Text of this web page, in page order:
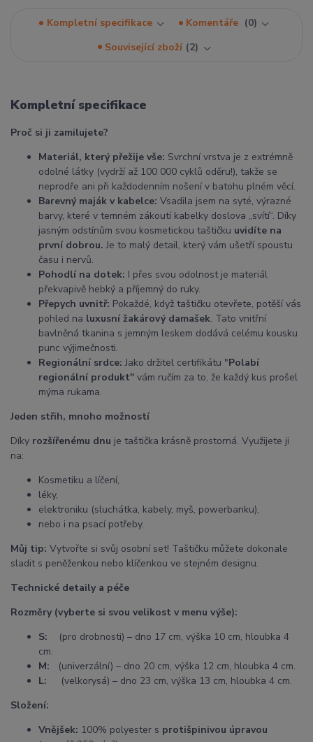
Kompletní specifikace Komentáře
0
Související zboží 2
Kompletní specifikace
Proč si ji zamilujete?
Materiál, který přežije vše: Svrchní vrstva je z extrémně
odolné látky (vydrží až 100 000 cyklů oděru!), takže se
neprodře ani při každodenním nošení v batohu plném věcí.
Barevný maják v kabelce: Vsadila jsem na syté, výrazné
barvy, které v temném zákoutí kabelky doslova „svítí“. Díky
jasným odstínům svou kosmetickou taštičku uvidíte na
první dobrou. Je to malý detail, který vám ušetří spoustu
času i nervů.
Pohodlí na dotek: I přes svou odolnost je materiál
překvapivě hebký a příjemný do ruky.
Přepych uvnitř: Pokaždé, když taštičku otevřete, potěší vás
pohled na luxusní žakárový damašek. Tato vnitřní
bavlněná tkanina s jemným leskem dodává celému kousku
punc výjimečnosti.
Regionální srdce: Jako držitel certifikátu "Polabí
regionální produkt" vám ručím za to, že každý kus prošel
mýma rukama.
Jeden střih, mnoho možností
Díky rozšířenému dnu je taštička krásně prostorná. Využijete ji
na:
Kosmetiku a líčení,
léky,
elektroniku (sluchátka, kabely, myš, powerbanku),
nebo i na psací potřeby.
Můj tip: Vytvořte si svůj osobní set! Taštičku můžete dokonale
sladit s peněženkou nebo klíčenkou ve stejném designu.
Technické detaily a péče
Rozměry (vyberte si svou velikost v menu výše):
S: (pro drobnosti) – dno 17 cm, výška 10 cm, hloubka 4
cm.
M: (univerzální) – dno 20 cm, výška 12 cm, hloubka 4 cm.
L: (velkorysá) – dno 23 cm, výška 13 cm, hloubka 4 cm.
Složení:
Vnějšek: 100% polyester s protišpinivou úpravou